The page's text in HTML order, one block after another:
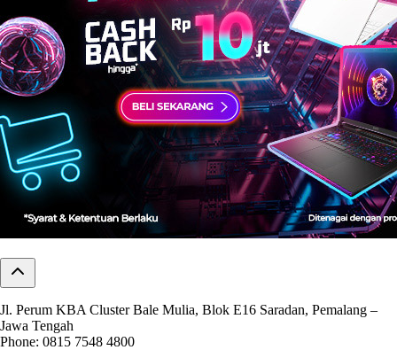
Jl. Perum KBA Cluster Bale Mulia, Blok E16 Saradan, Pemalang –
Jawa Tengah
Phone: 0815 7548 4800